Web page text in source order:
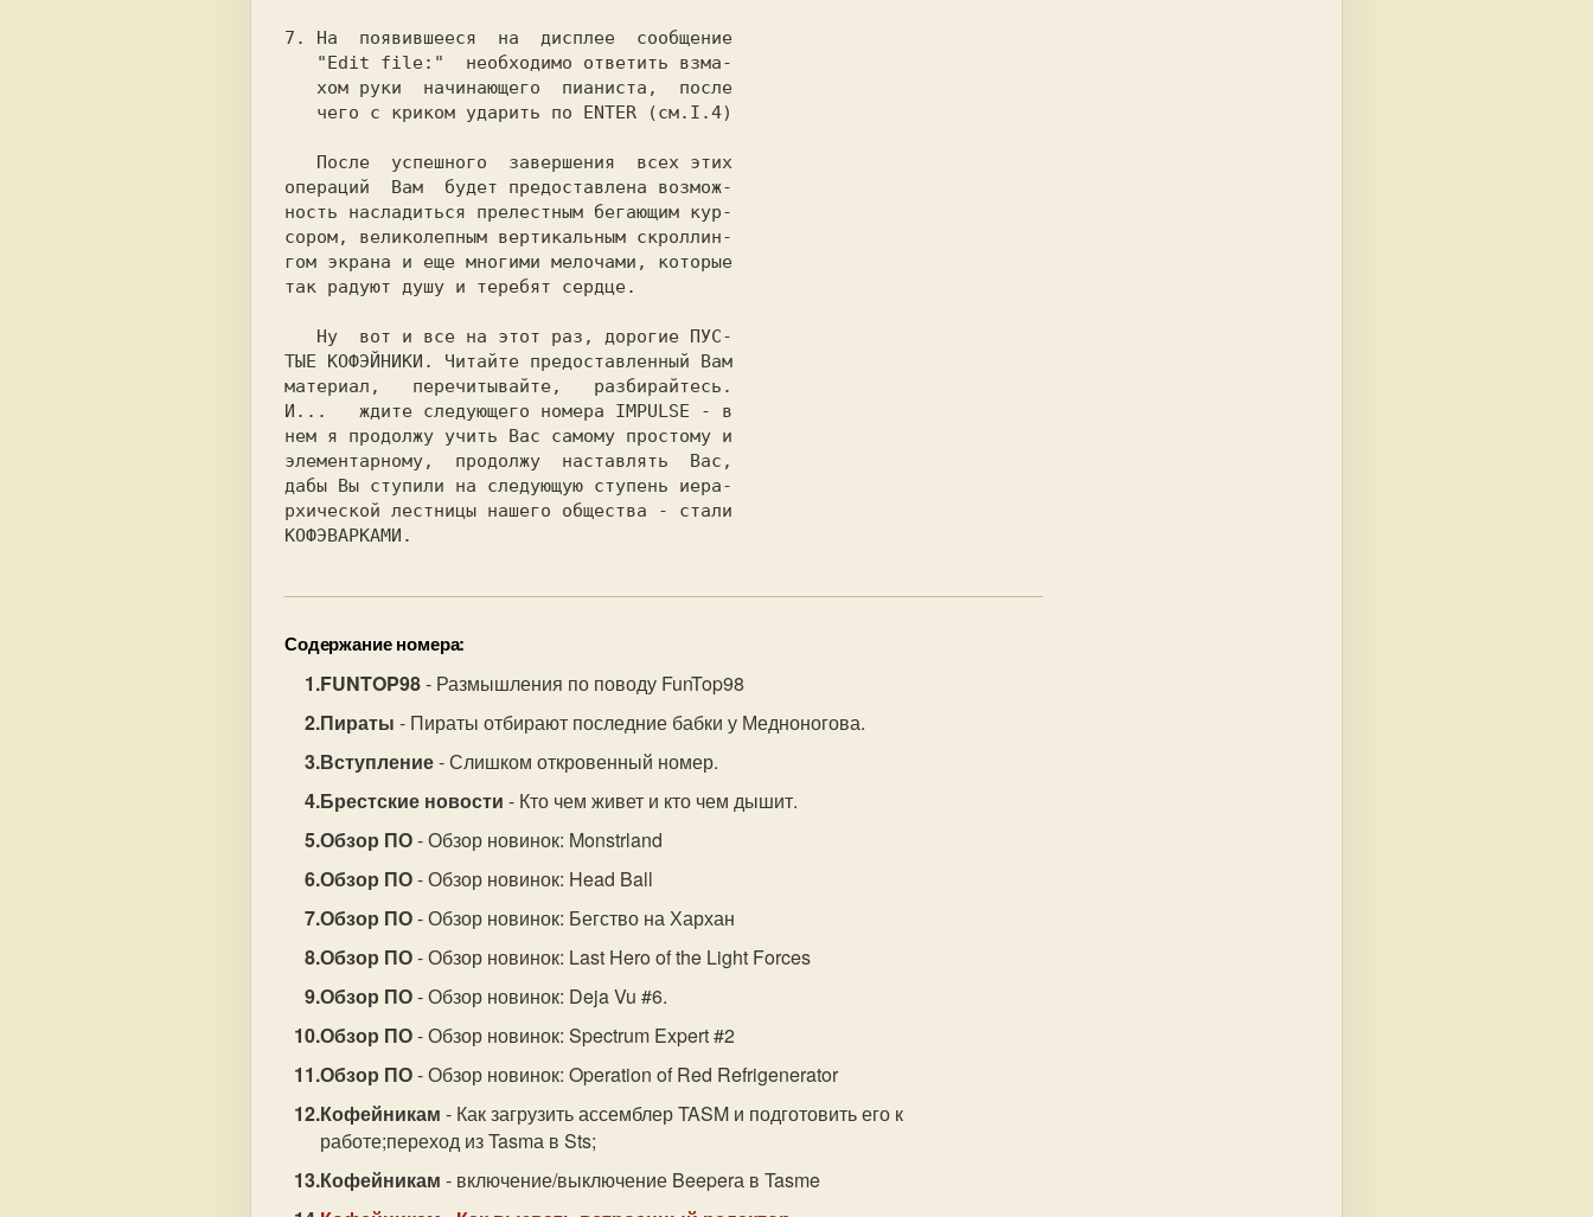
7.
На  появившееся  на  дисплее  сообщение
операций  Вам  будет предоставлена возмож-
ность насладиться прелестным бегающим кур-
сором, великолепным вертикальным скроллин-
гом экрана и еще многими мелочами, которые
так радуют душу и теребят сердце.
ТЫЕ КОФЭЙНИКИ. Читайте предоставленный Вам
материал,   перечитывайте,   разбирайтесь.
И...   ждите следующего номера IMPULSE - в
нем я продолжу учить Вас самому простому и
элементарному,  продолжу  наставлять  Вас,
дабы Вы ступили на следующую ступень иера-
рхической лестницы нашего общества - стали
Содержание номера:
FUNTOP98- Размышления по поводу FunTop98
Пираты - Пираты отбирают последние бабки у Медноногова.
Вступление- Слишком откровенный номер.
Брестские новости - Кто чем живет и кто чем дышит.
Обзор ПО- Обзор новинок: Monstrland
Обзор ПО- Обзор новинок: Head Ball
Обзор ПО- Обзор новинок: Бегство на Хархан
Обзор ПО- Обзор новинок: Last Hero of the Light Forces
Обзор ПО- Обзор новинок: Deja Vu #6.
Обзор ПО- Обзор новинок: Spectrum Expert #2
Обзор ПО- Обзор новинок: Operation of Red Refrigenerator
Кофейникам - Как загрузить ассемблер TASM и подготовить его к
работе;переход из Tasmа в Sts;
Кофейникам - включение/выключение Beeperа в Tasme